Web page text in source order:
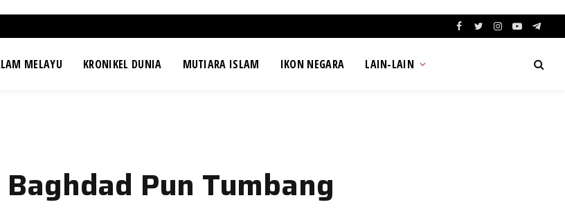
Facebook
TwitterInstagram
YouTube
MELAYU KRONIKEL DUNIA MUTIARA ISLAM IKON NEGARA LAIN-LAIN
Pun Tumbang